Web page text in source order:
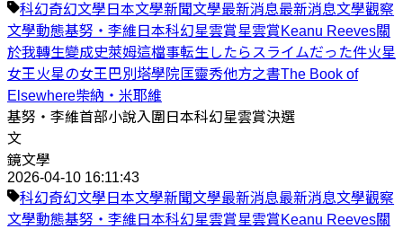
科幻奇幻文學 日本文學新聞文學最新消息最新消息文學觀察
文學動態基努‧李維 日本科幻星雲賞星雲賞Keanu Reeves關
於我轉生變成史萊姆這檔事転生したらスライムだった件火星
女王 火星の女王 巴別塔學院匡靈秀他方之書The Book of
Elsewhere柴納‧米耶維
基努‧李維首部小說入圍日本科幻星雲賞決選
文
鏡文學
2026-04-10 16:11:43
科幻奇幻文學 日本文學新聞文學最新消息最新消息文學觀察
文學動態基努‧李維 日本科幻星雲賞星雲賞Keanu Reeves關